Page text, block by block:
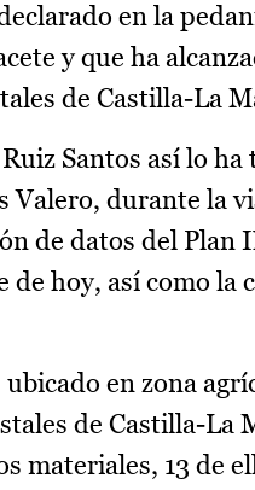
en la
y que ha
de Castilla-La
Santos así lo
Valero, durante la
de datos del Plan
de hoy, así como la
en zona
de Castilla-La
materiales, 13 de